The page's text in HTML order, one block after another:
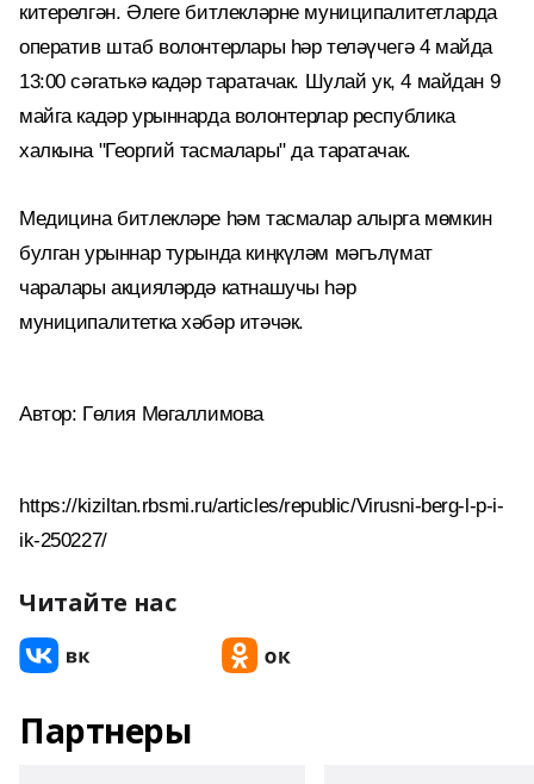
китерелгән. Әлеге битлекләрне муниципалитетларда
оператив штаб волонтерлары һәр теләүчегә 4 майда
13:00 сәгатькә кадәр таратачак. Шулай ук, 4 майдан 9
майга кадәр урыннарда волонтерлар республика
халкына "Георгий тасмалары" да таратачак.
Медицина битлекләре һәм тасмалар алырга мөмкин
булган урыннар турында киңкүләм мәгълүмат
чаралары акцияләрдә катнашучы һәр
муниципалитетка хәбәр итәчәк.
Автор: Гөлия Мөгаллимова
https://kiziltan.rbsmi.ru/articles/republic/Virusni-berg-l-p-i-
ik-250227/
Читайте нас
Партнеры